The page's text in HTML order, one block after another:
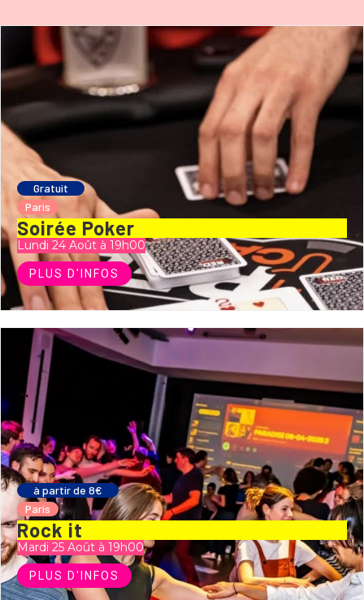
Gratuit
Paris
Soirée Poker
Lundi 24 Août à 19h00
PLUS D'INFOS
à partir de 8€
Paris
Rock it
Mardi 25 Août à 19h00
PLUS D'INFOS